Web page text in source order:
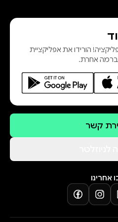
יציאת עמים
נפוץ בהיסטוריה
עם לארצו, תוך כדי
הורידו את אפליקציית
ברמה אחרת.
קשר
אחרינו